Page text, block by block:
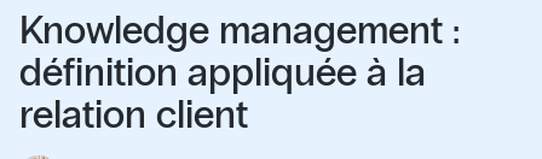
Knowledge management :
définition appliquée à la
relation client